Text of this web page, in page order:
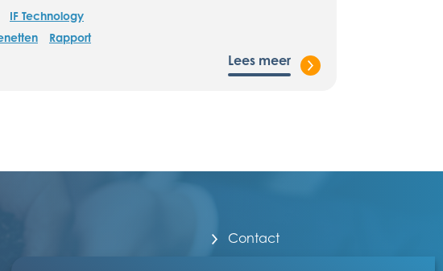
IF Technology
Rapport
Lees meer
Contact